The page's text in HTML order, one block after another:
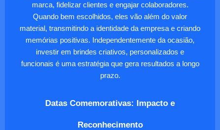
marca, fidelizar clientes e engajar colaboradores.
Quando bem escolhidos, eles vão além do valor
material, transmitindo a identidade da empresa e criando
memórias positivas. Independentemente da ocasião,
investir em brindes criativos, personalizados e
funcionais é uma estratégia que gera resultados a longo
prazo.
Datas Comemorativas: Impacto e
Reconhecimento